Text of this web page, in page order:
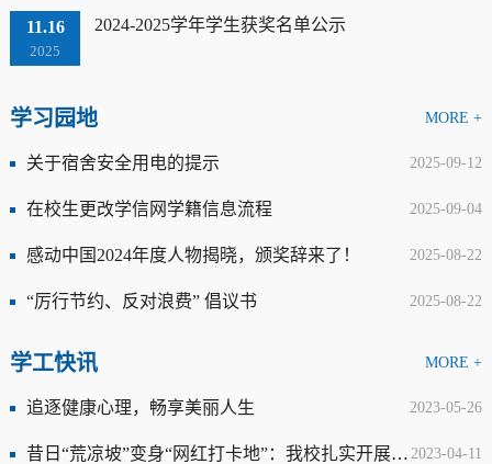
11.16
2025
2024-2025学年学生获奖名单公示
学习园地 MORE +
2025-09-12
关于宿舍安全用电的提示
2025-09-04
在校生更改学信网学籍信息流程
2025-08-22
感动中国2024年度人物揭晓，颁奖辞来了！
2025-08-22
“厉行节约、反对浪费” 倡议书
学工快讯 MORE +
2023-05-26
追逐健康心理，畅享美丽人生
2023-04-11
昔日“荒凉坡”变身“网红打卡地”：我校扎实开展“爱国卫生月”义务植树活动